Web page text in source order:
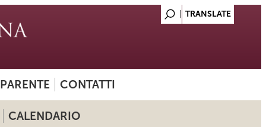
CONTATTI
CALENDARIO